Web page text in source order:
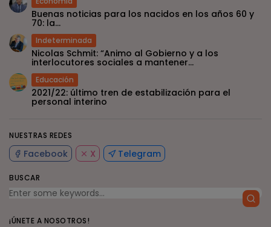
NUESTRAS REDES
Facebook X Telegram
BUSCAR
¡ÚNETE A NOSOTROS!
Buenas noticias para los nacidos en los años 60 y
70: la...
Indeterminada
Nicolas Schmit: “Animo al Gobierno y a los
interlocutores sociales a mantener...
Educación
2021/22: último tren de estabilización para el
personal interino